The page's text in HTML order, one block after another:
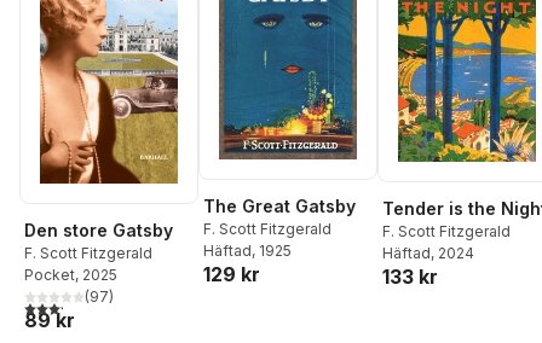
Den store Gatsby
F. Scott Fitzgerald
Pocket, 2025
3,2utav 5 stjärnor. Totalt antal röster:
(97)
89 kr
The Great Gatsby
F. Scott Fitzgerald
Häftad, 1925
129 kr
Tender is the
F. Scott Fitzgerald
Häftad, 2024
133 kr